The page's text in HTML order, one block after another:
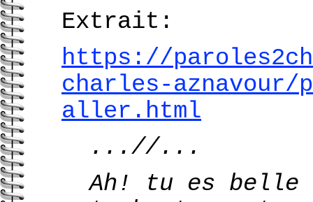
Extrait:
https://
charles-
aller.html
...//...
Ah! tu es belle